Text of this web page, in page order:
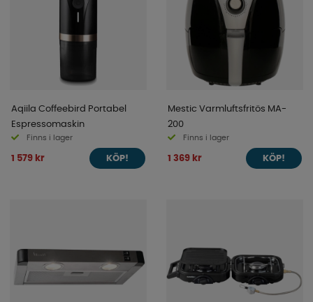
Aqiila Coffeebird Portabel
Espressomaskin
Finns i lager
1 579 kr KÖP!
Mestic Varmluftsfritös MA-
200
Finns i lager
1 369 kr KÖP!